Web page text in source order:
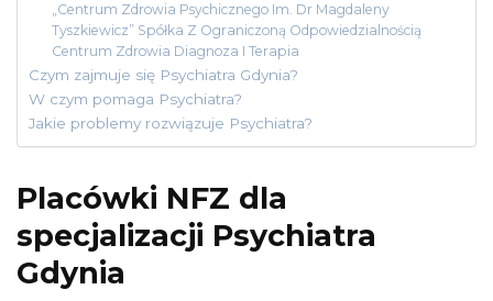
„Centrum Zdrowia Psychicznego Im. Dr Magdaleny
Tyszkiewicz” Spółka Z Ograniczoną Odpowiedzialnością
Centrum Zdrowia Diagnoza I Terapia
Czym zajmuje się Psychiatra Gdynia?
W czym pomaga Psychiatra?
Jakie problemy rozwiązuje Psychiatra?
Placówki NFZ dla
specjalizacji Psychiatra
Gdynia